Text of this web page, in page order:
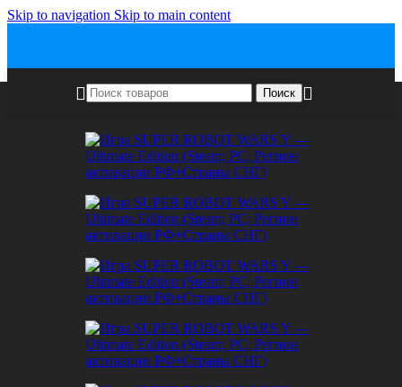
Skip to navigation Skip to main content
Поиск